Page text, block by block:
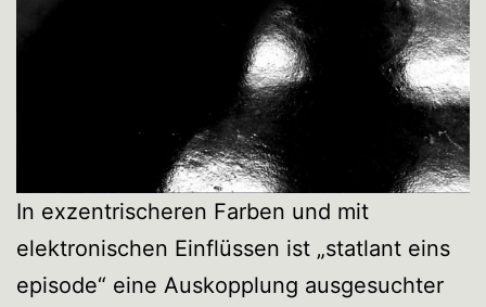
In exzentrischeren Farben und mit
elektronischen Einflüssen ist „statlant eins
episode“ eine Auskopplung ausgesuchter